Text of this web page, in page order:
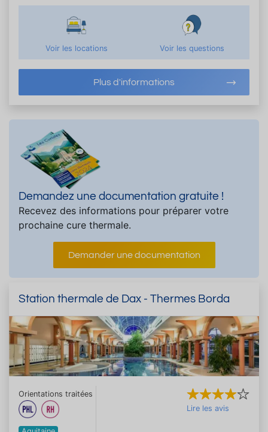
Voir les locations Voir les questions
Plus d'informations
Demandez une documentation gratuite !
Recevez des informations pour préparer votre
prochaine cure thermale.
Demander une documentation
Station thermale de Dax - Thermes Borda
Orientations traitées
Lire les avis